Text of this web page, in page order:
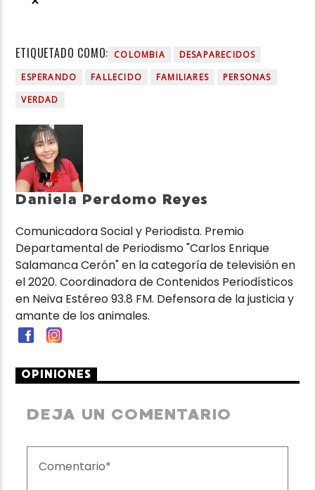
ETIQUETADO COMO: COLOMBIA
DESAPARECIDOS
ESPERANDO
FALLECIDO FAMILIARES
PERSONAS
VERDAD
Daniela Perdomo Reyes
Comunicadora Social y Periodista. Premio
Departamental de Periodismo "Carlos Enrique
Salamanca Cerón" en la categoría de televisión en
el 2020. Coordinadora de Contenidos Periodísticos
en Neiva Estéreo 93.8 FM. Defensora de la justicia y
amante de los animales.
OPINIONES
DEJA UN COMENTARIO